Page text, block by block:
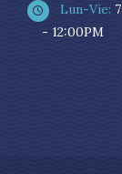
Lun-Vie:
- 12:00PM